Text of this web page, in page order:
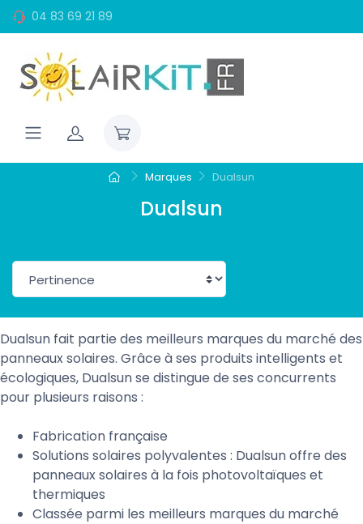
04 83 69 21 89
Marques Dualsun
Dualsun
Dualsun fait partie des meilleurs marques du marché des
panneaux solaires. Grâce à ses produits intelligents et
écologiques, Dualsun se distingue de ses concurrents
pour plusieurs raisons :
Fabrication française
Solutions solaires polyvalentes : Dualsun offre des
panneaux solaires à la fois photovoltaïques et
thermiques
Classée parmi les meilleurs marques du marché